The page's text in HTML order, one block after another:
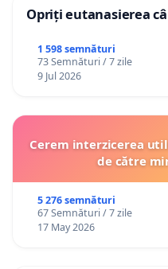
Opriți eutanasierea
1 598 semnături
73 Semnături / 7 zile
9 Jul 2026
Cerem interzicerea
de către
5 276 semnături
67 Semnături / 7 zile
17 May 2026